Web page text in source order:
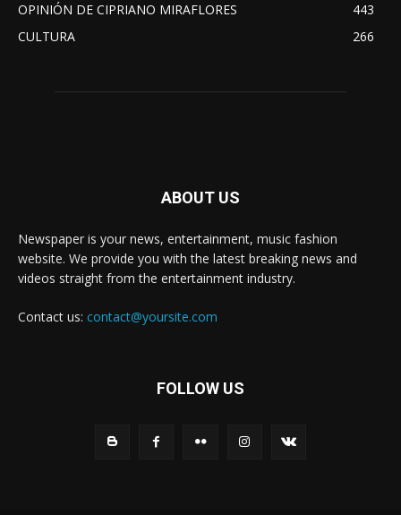
OPINIÓN DE CIPRIANO MIRAFLORES
443
CULTURA
266
ABOUT US
Newspaper is your news, entertainment, music fashion
website. We provide you with the latest breaking news and
videos straight from the entertainment industry.
Contact us: contact@yoursite.com
FOLLOW US